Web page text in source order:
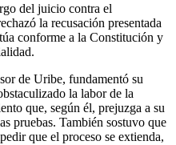
del juicio contra el
la recusación presentada
conforme a la Constitución y
de Uribe, fundamentó su
la labor de la
que, según él, prejuzga a su
pruebas. También sostuvo que
que el proceso se extienda,